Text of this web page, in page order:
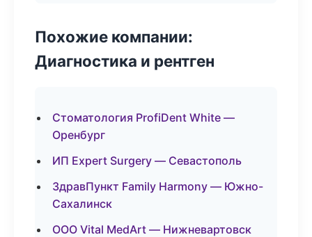
Похожие компании:
Диагностика и рентген
Стоматология ProfiDent White —
Оренбург
ИП Expert Surgery — Севастополь
ЗдравПункт Family Harmony — Южно-
Сахалинск
ООО Vital MedArt — Нижневартовск